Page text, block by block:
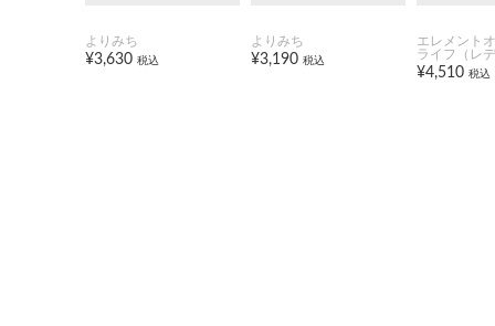
よりみち
¥3,630 税込
よりみち
¥3,190 税込
エレメント
ライフ（レ
¥4,510 税込